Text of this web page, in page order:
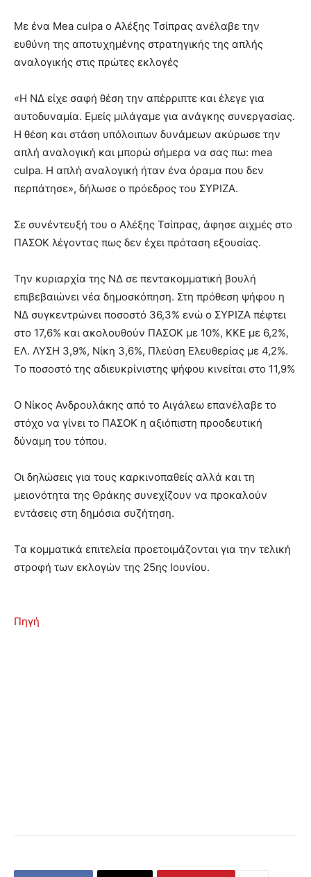
Με ένα Mea culpa ο Αλέξης Τσίπρας ανέλαβε την
ευθύνη της αποτυχημένης στρατηγικής της απλής
αναλογικής στις πρώτες εκλογές
«Η ΝΔ είχε σαφή θέση την απέρριπτε και έλεγε για
αυτοδυναμία. Εμείς μιλάγαμε για ανάγκης συνεργασίας.
Η θέση και στάση υπόλοιπων δυνάμεων ακύρωσε την
απλή αναλογική και μπορώ σήμερα να σας πω: mea
culpa. H απλή αναλογική ήταν ένα όραμα που δεν
περπάτησε», δήλωσε ο πρόεδρος του ΣΥΡΙΖΑ.
Σε συνέντευξή του ο Αλέξης Τσίπρας, άφησε αιχμές στο
ΠΑΣΟΚ λέγοντας πως δεν έχει πρόταση εξουσίας.
Την κυριαρχία της ΝΔ σε πεντακομματική βουλή
επιβεβαιώνει νέα δημοσκόπηση. Στη πρόθεση ψήφου η
ΝΔ συγκεντρώνει ποσοστό 36,3% ενώ ο ΣΥΡΙΖΑ πέφτει
στο 17,6% και ακολουθούν ΠΑΣΟΚ με 10%, ΚΚΕ με 6,2%,
ΕΛ. ΛΥΣΗ 3,9%, Νίκη 3,6%, Πλεύση Ελευθερίας με 4,2%.
Το ποσοστό της αδιευκρίνιστης ψήφου κινείται στο 11,9%
Ο Νίκος Ανδρουλάκης από το Αιγάλεω επανέλαβε το
στόχο να γίνει το ΠΑΣΟΚ η αξιόπιστη προοδευτική
δύναμη του τόπου.
Οι δηλώσεις για τους καρκινοπαθείς αλλά και τη
μειονότητα της Θράκης συνεχίζουν να προκαλούν
εντάσεις στη δημόσια συζήτηση.
Τα κομματικά επιτελεία προετοιμάζονται για την τελική
στροφή των εκλογών της 25ης Ιουνίου.
Πηγή